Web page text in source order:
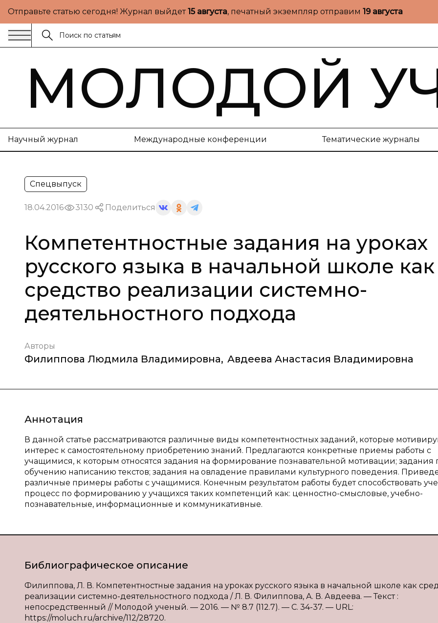
Отправьте статью сегодня! Журнал выйдет15 августа, печатный экземпляр отправим 19 августа
МОЛОДОЙ
Научный журнал Международные конференции Тематические журналы
Спецвыпуск
18.04.2016 3130 Поделиться
Компетентностные задания на уроках
русского языка в начальной школе как
средство реализации системно-
деятельностного подхода
Авторы
Филиппова Людмила Владимировна, Авдеева Анастасия Владимировна
Аннотация
В данной статье рассматриваются различные виды компетентностных заданий, которые
интерес к самостоятельному приобретению знаний. Предлагаются конкретные приемы работы с
учащимися, к которым относятся задания на формирование познавательной мотивации; задания
обучению написанию текстов; задания на овладение правилами культурного поведения.
различные примеры работы с учащимися. Конечным результатом работы будет способствовать
процесс по формированию у учащихся таких компетенций как: ценностно-смысловые, учебно-
познавательные, информационные и коммуникативные.
Библиографическое описание
Филиппова, Л. В. Компетентностные задания на уроках русского языка в начальной школе как
реализации системно-деятельностного подхода / Л. В. Филиппова, А. В. Авдеева. — Текст :
непосредственный // Молодой ученый. — 2016. — № 8.7 (112.7). — С. 34-37. — URL:
https://moluch.ru/archive/112/28720.